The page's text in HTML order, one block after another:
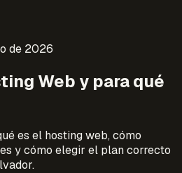
de 2026
Web y para qué
es el hosting web, cómo
y cómo elegir el plan correcto